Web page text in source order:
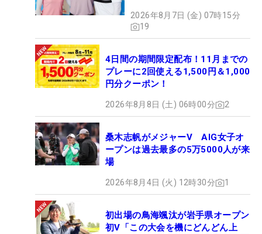
2026年8月7日 (金) 07時15分
19
4日間の期間限定配布！11月までの
プレーに2回使える1,500円＆1,000
円分クーポン！
2026年8月8日 (土) 06時00分 2
桑木志帆がメジャーV AIG女子オ
ープンは過去最多の5万5000人が来
場
2026年8月4日 (火) 12時30分 1
初出場の鳥海颯汰が岩手県オープン
初V「この大会を機にどんどん上